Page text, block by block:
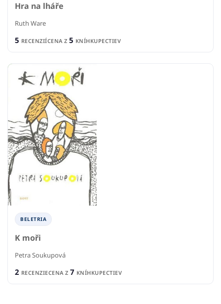
Hra na lháře
Ruth Ware
5 RECENZIÍCENA Z 5 KNÍHKUPECTIEV
BELETRIA
K moři
Petra Soukupová
2 RECENZIECENA Z 7 KNÍHKUPECTIEV